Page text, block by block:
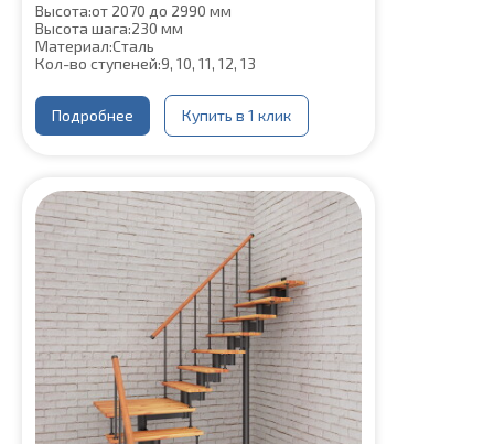
Высота:от 2070 до 2990 мм
Высота шага:230 мм
Материал:Сталь
Кол-во ступеней:9, 10, 11, 12, 13
Подробнее Купить в 1 клик